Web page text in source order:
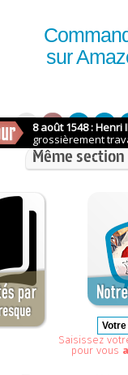
sur
Même section
Saisissez
pour vous